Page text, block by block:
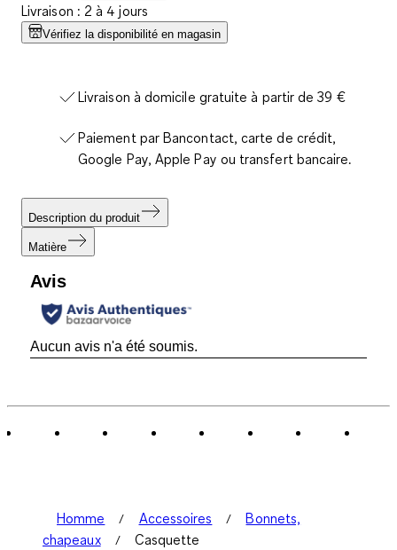
Livraison : 2 à 4 jours
Vérifiez la disponibilité en magasin
Livraison à domicile gratuite à partir de 39 €
Paiement par Bancontact, carte de crédit,
Google Pay, Apple Pay ou transfert bancaire.
Description du produit
Matière
Avis
Aucun avis n'a été soumis.
Homme Accessoires
Bonnets,
chapeaux
Casquette